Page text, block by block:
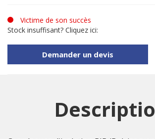
Victime de son succès
Stock insuffisant? Cliquez ici:
Demander un devis